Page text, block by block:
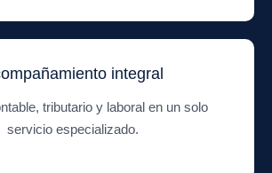
integral
tributario y laboral en un solo
servicio especializado.